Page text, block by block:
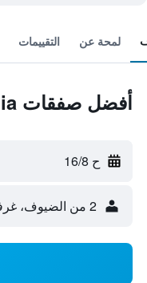
لمحة عن التقييمات
أفضل صفقات Guesthouse Gia
ح 16/8
2 من الضيوف، غرفة واحدة